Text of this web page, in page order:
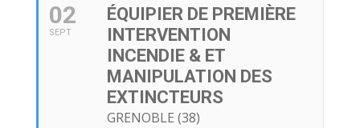
02
SEPT
ÉQUIPIER DE PREMIÈRE
INTERVENTION
INCENDIE & ET
MANIPULATION DES
EXTINCTEURS
GRENOBLE (38)